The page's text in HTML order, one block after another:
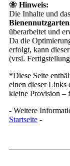
🐝 Hinweis:
Die Inhalte und
überarbeitet und
Da die
erfolgt, kann
(vrsl.
*Diese Seite
einen dieser Links
kleine Provision –
- Weitere
Startseite -